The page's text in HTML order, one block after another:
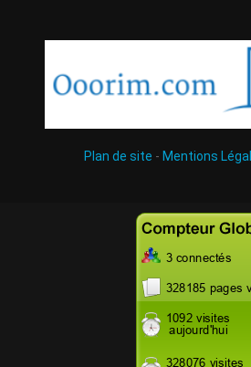
Plan de site - Mentions